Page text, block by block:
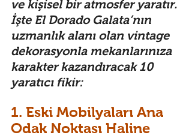
ve kişisel bir atmosfer yaratır.
İşte El Dorado Galata’nın
uzmanlık alanı olan vintage
dekorasyonla mekanlarınıza
karakter kazandıracak 10
yaratıcı fikir:
1. Eski Mobilyaları Ana
Odak Noktası Haline